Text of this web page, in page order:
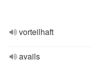
vorteilhaft
avails